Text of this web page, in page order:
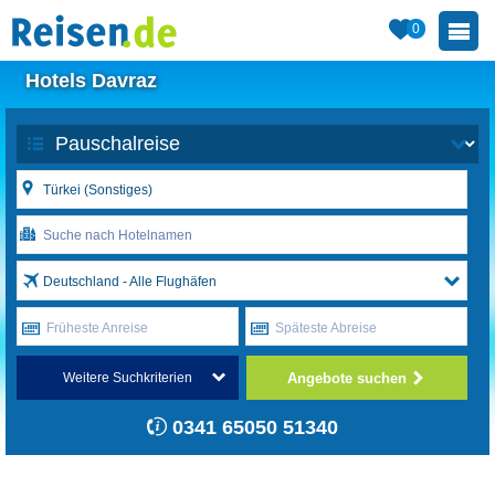
0
Hotels Davraz
Deutschland - Alle Flughäfen
Früheste Anreise Späteste Abreise
Weitere Suchkriterien Angebote suchen
0341 65050 51340